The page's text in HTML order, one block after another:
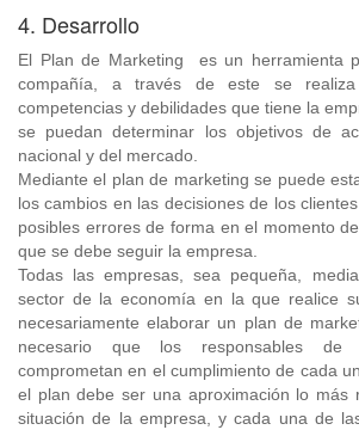
4. Desarrollo
El Plan de Marketing es un herramienta
compañía, a través de este se
competencias y debilidades que tiene la
se puedan determinar los objetivos de
nacional y del mercado.
Mediante el plan de marketing se puede
los cambios en las decisiones de los
posibles errores de forma en el momento
que se debe seguir la empresa.
Todas las empresas, sea pequeña,
sector de la economía en la que realice
necesariamente elaborar un plan de
necesario que los responsables de
comprometan en el cumplimiento de cada
el plan debe ser una aproximación lo más
situación de la empresa, y cada una de